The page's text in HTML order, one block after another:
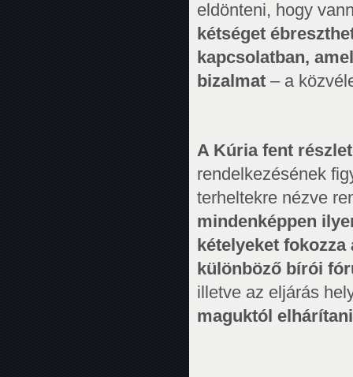
eldönteni, hogy
kétséget
kapcsolatban,
bizalmat – a
A Kúria fent
rendelkezésének
terheltekre nézve
mindenképpen
kételyeket fokozza
különböző bírói
illetve az eljárás
maguktól elhárítani